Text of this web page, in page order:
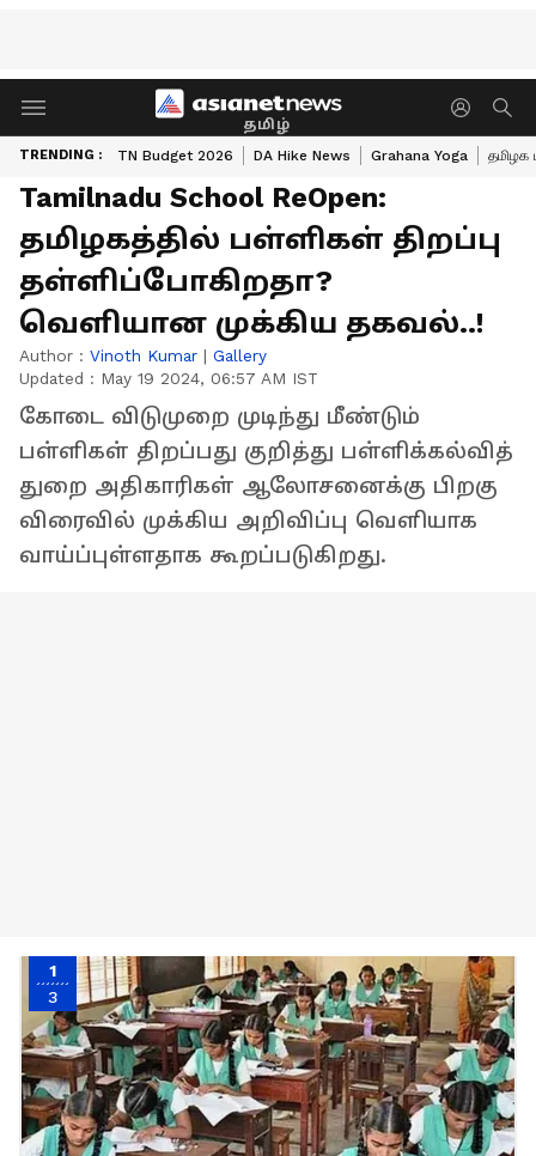
தமிழ்
TRENDING : TN Budget 2026 DA Hike News Grahana Yoga தமிழக
Tamilnadu School ReOpen:
தமிழகத்தில் பள்ளிகள் திறப்பு
தள்ளிப்போகிறதா?
வெளியான முக்கிய தகவல்..!
Author : Vinoth Kumar | Gallery
Updated : May 19 2024, 06:57 AM IST
கோடை விடுமுறை முடிந்து மீண்டும்
பள்ளிகள் திறப்பது குறித்து பள்ளிக்கல்வித்
துறை அதிகாரிகள் ஆலோசனைக்கு பிறகு
விரைவில் முக்கிய அறிவிப்பு வெளியாக
வாய்ப்புள்ளதாக கூறப்படுகிறது.
1
3